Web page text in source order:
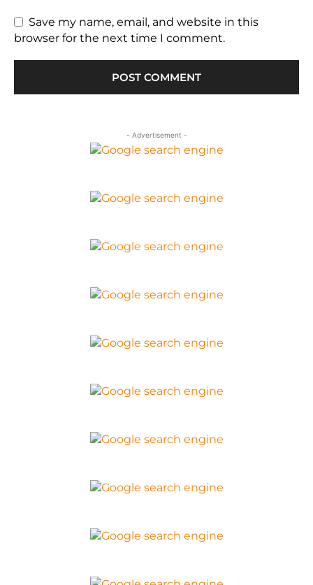
Save my name, email, and website in this
browser for the next time I comment.
- Advertisement -